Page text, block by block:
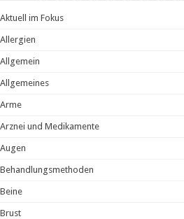
Aktuell im Fokus
Allergien
Allgemein
Allgemeines
Arme
Arznei und Medikamente
Augen
Behandlungsmethoden
Beine
Brust